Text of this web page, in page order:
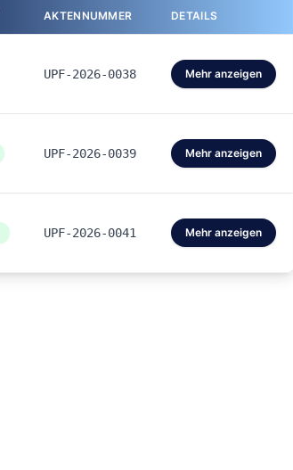
AKTENNUMMER DETAILS
UPF-2026-0038 Mehr anzeigen
UPF-2026-0039 Mehr anzeigen
UPF-2026-0041 Mehr anzeigen